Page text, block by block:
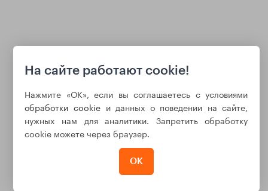
На сайте работают cookie!
Нажмите «ОК», если вы соглашаетесь с условиями
обработки cookie и данных о поведении на сайте,
нужных нам для аналитики. Запретить обработку
cookie можете через браузер.
ОК